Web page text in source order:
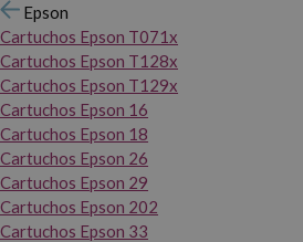
Epson
Cartuchos Epson T071x
Cartuchos Epson T128x
Cartuchos Epson T129x
Cartuchos Epson 16
Cartuchos Epson 18
Cartuchos Epson 26
Cartuchos Epson 29
Cartuchos Epson 202
Cartuchos Epson 33